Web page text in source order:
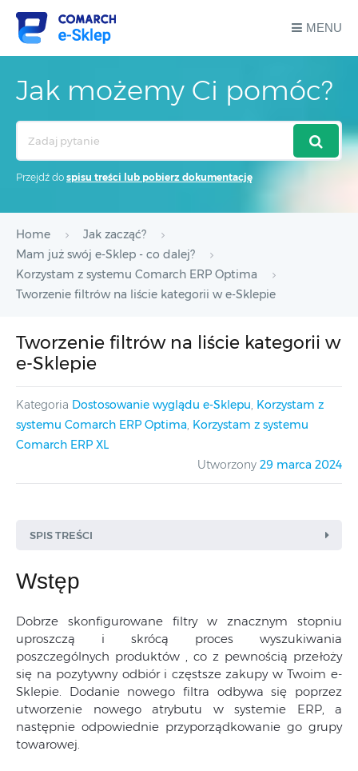
MENU
Jak możemy Ci pomóc?
Przejdź do spisu treści lub pobierz dokumentację
Home
Jak zacząć?
Mam już swój e-Sklep - co dalej?
Korzystam z systemu Comarch ERP Optima
Tworzenie filtrów na liście kategorii w e-Sklepie
Tworzenie filtrów na liście kategorii w
e-Sklepie
Kategoria Dostosowanie wyglądu e-Sklepu, Korzystam z
systemu Comarch ERP Optima, Korzystam z systemu
Comarch ERP XL
Utworzony 29 marca 2024
SPIS TREŚCI
Wstęp
Dobrze skonfigurowane filtry w znacznym stopniu
uproszczą i skrócą proces wyszukiwania
poszczególnych produktów , co z pewnością przełoży
się na pozytywny odbiór i częstsze zakupy w Twoim e-
Sklepie. Dodanie nowego filtra odbywa się poprzez
utworzenie nowego atrybutu w systemie ERP, a
następnie odpowiednie przyporządkowanie go grupy
towarowej.